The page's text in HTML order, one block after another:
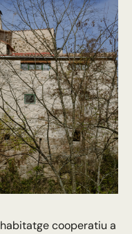
cooperatiu a